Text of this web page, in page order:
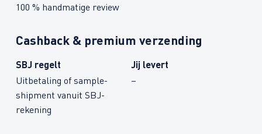
100 % handmatige review
Cashback & premium verzending
SBJ regelt
Uitbetaling of sample-
shipment vanuit SBJ-
rekening
Jij levert
–